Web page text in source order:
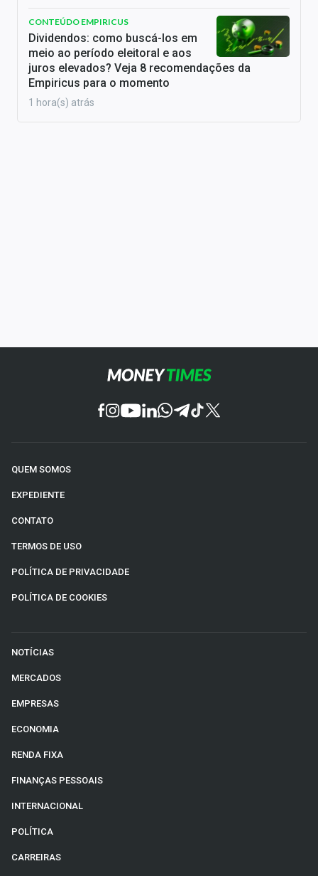
CONTEÚDO EMPIRICUS
Dividendos: como buscá-los em
meio ao período eleitoral e aos
juros elevados? Veja 8 recomendações da
Empiricus para o momento
1 hora(s) atrás
QUEM SOMOS
EXPEDIENTE
CONTATO
TERMOS DE USO
POLÍTICA DE PRIVACIDADE
POLÍTICA DE COOKIES
NOTÍCIAS
MERCADOS
EMPRESAS
ECONOMIA
RENDA FIXA
FINANÇAS PESSOAIS
INTERNACIONAL
POLÍTICA
CARREIRAS